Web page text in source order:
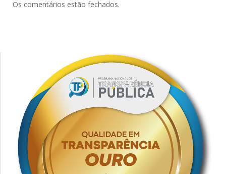
Os comentários estão fechados.